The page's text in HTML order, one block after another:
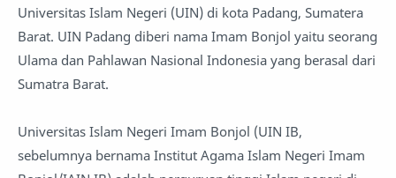
Universitas Islam Negeri (UIN) di kota Padang, Sumatera
Barat. UIN Padang diberi nama Imam Bonjol yaitu seorang
Ulama dan Pahlawan Nasional Indonesia yang berasal dari
Sumatra Barat.
Universitas Islam Negeri Imam Bonjol (UIN IB,
sebelumnya bernama Institut Agama Islam Negeri Imam